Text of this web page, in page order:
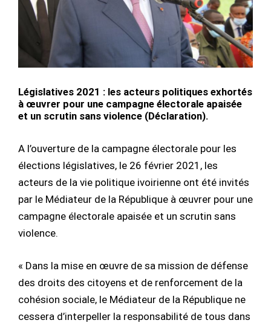
Législatives 2021 : les acteurs politiques exhortés
à œuvrer pour une campagne électorale apaisée
et un scrutin sans violence (Déclaration).
A l’ouverture de la campagne électorale pour les
élections législatives, le 26 février 2021, les
acteurs de la vie politique ivoirienne ont été invités
par le Médiateur de la République à œuvrer pour une
campagne électorale apaisée et un scrutin sans
violence.
« Dans la mise en œuvre de sa mission de défense
des droits des citoyens et de renforcement de la
cohésion sociale, le Médiateur de la République ne
cessera d’interpeller la responsabilité de tous dans